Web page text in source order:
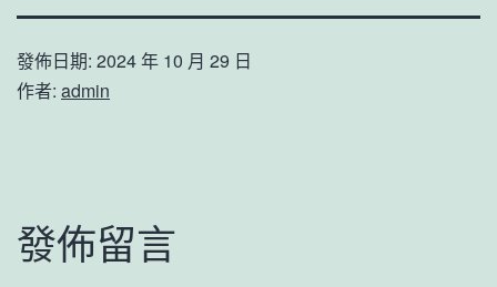
發佈日期: 2024 年 10 月 29 日
作者: admin
發佈留言